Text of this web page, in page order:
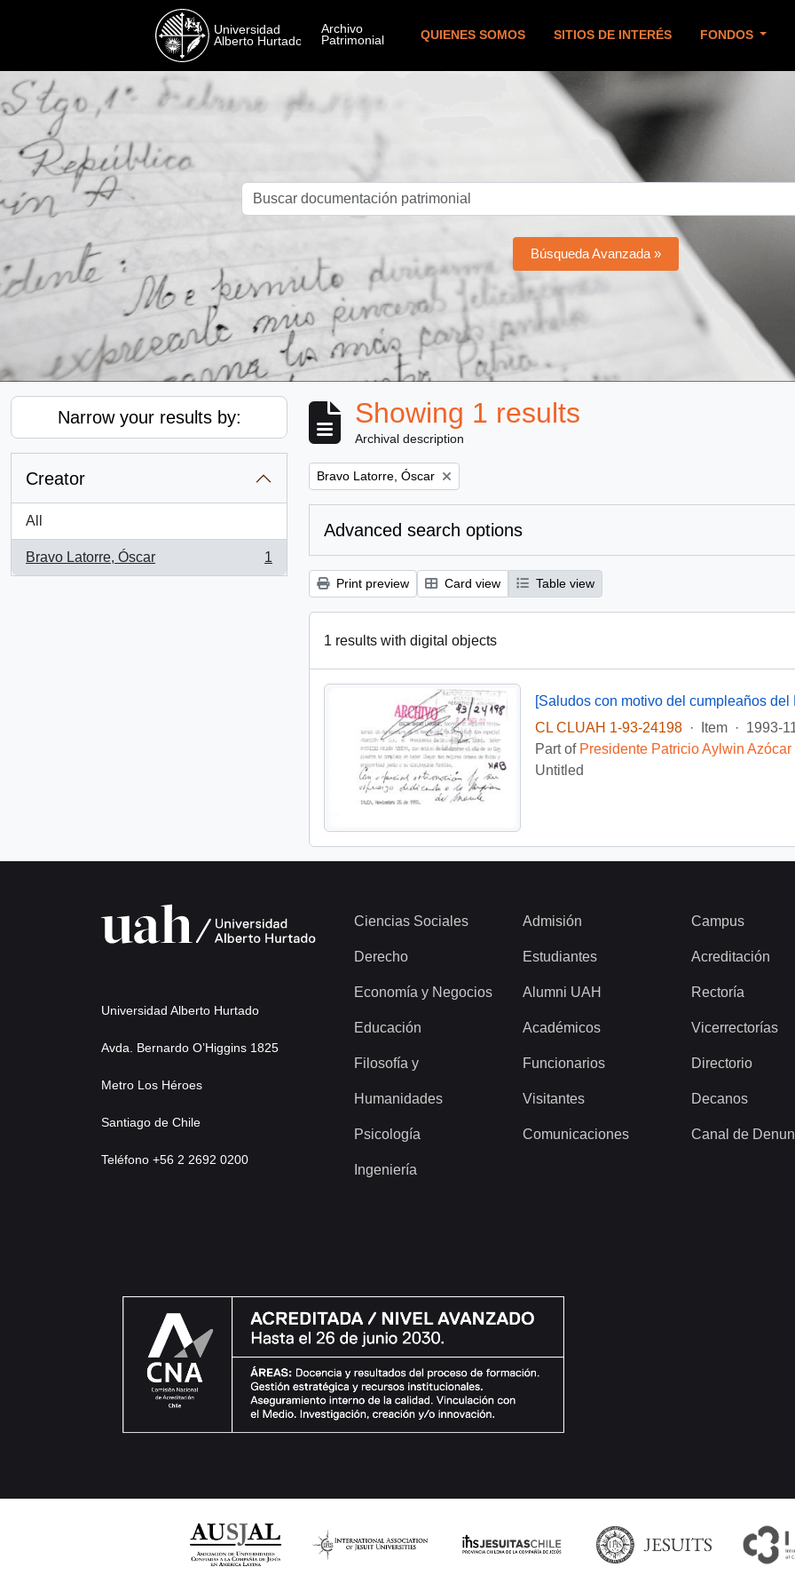
QUIENES SOMOS SITIOS DE INTERÉS FONDOS
Búsqueda Avanzada »
Narrow your results by:
Creator
All
Bravo Latorre, Óscar
, 1 results
1
Showing 1 results
Archival description
Remove filter:
Bravo Latorre, Óscar
Advanced search options
Print preview Card view Table view
1 results with digital objects
[Saludos con motivo del cumpleaños del
CL CLUAH 1-93-24198
· Item · 1993-
Part of Presidente Patricio Aylwin
Untitled
Universidad Alberto Hurtado
Avda. Bernardo O’Higgins 1825
Metro Los Héroes
Santiago de Chile
Teléfono +56 2 2692 0200
Ciencias Sociales
Derecho
Economía y Negocios
Educación
Filosofía y
Humanidades
Psicología
Ingeniería
Admisión
Estudiantes
Alumni UAH
Académicos
Funcionarios
Visitantes
Comunicaciones
Campus
Acreditación
Rectoría
Vicerrectorías
Directorio
Decanos
Canal de